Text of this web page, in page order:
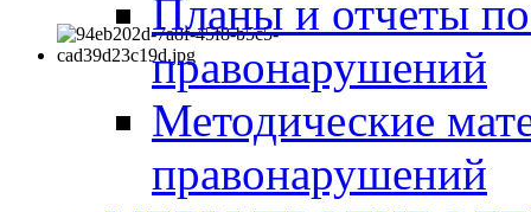
Планы и отчеты
правонарушений
Методические
правонарушений